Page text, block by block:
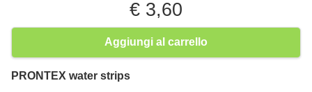
€ 3,60
Aggiungi al carrello
PRONTEX water strips